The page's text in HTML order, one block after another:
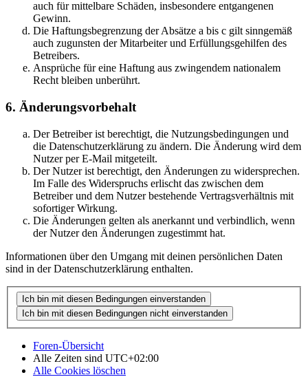
auch für mittelbare Schäden, insbesondere entgangenen
Gewinn.
Die Haftungsbegrenzung der Absätze a bis c gilt sinngemäß
auch zugunsten der Mitarbeiter und Erfüllungsgehilfen des
Betreibers.
Ansprüche für eine Haftung aus zwingendem nationalem
Recht bleiben unberührt.
6. Änderungsvorbehalt
Der Betreiber ist berechtigt, die Nutzungsbedingungen und
die Datenschutzerklärung zu ändern. Die Änderung wird dem
Nutzer per E-Mail mitgeteilt.
Der Nutzer ist berechtigt, den Änderungen zu widersprechen.
Im Falle des Widerspruchs erlischt das zwischen dem
Betreiber und dem Nutzer bestehende Vertragsverhältnis mit
sofortiger Wirkung.
Die Änderungen gelten als anerkannt und verbindlich, wenn
der Nutzer den Änderungen zugestimmt hat.
Informationen über den Umgang mit deinen persönlichen Daten
sind in der Datenschutzerklärung enthalten.
Foren-Übersicht
Alle Zeiten sind UTC+02:00
Alle Cookies löschen